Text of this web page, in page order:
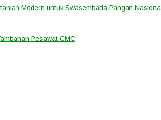
Modern untuk Swasembada Pangan Nasional
Pesawat OMC